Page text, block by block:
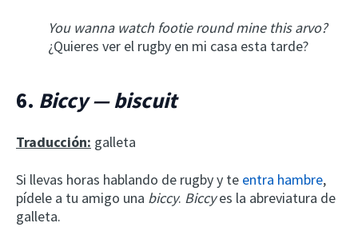
You wanna watch footie round mine this arvo?
¿Quieres ver el rugby en mi casa esta tarde?
6. Biccy — biscuit
Traducción: galleta
Si llevas horas hablando de rugby y te entra hambre,
pídele a tu amigo una biccy. Biccyes la abreviatura de
galleta.